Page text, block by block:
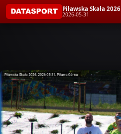
Piławska Skała 2026
2026-05-31